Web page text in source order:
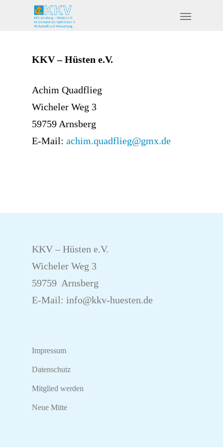
KKV – Hüsten e.V.
Achim Quadflieg
Wicheler Weg 3
59759 Arnsberg
E-Mail: achim.quadflieg@gmx.de
KKV – Hüsten e.V.
Wicheler Weg 3
59759 Arnsberg
E-Mail: info@kkv-huesten.de
Impressum
Datenschutz
Mitglied werden
Neue Mitte